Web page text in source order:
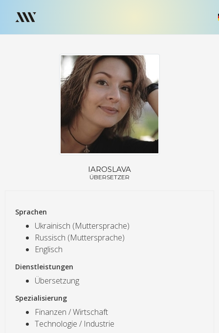
IAROSLAVA
ÜBERSETZER
Sprachen
Ukrainisch (Muttersprache)
Russisch (Muttersprache)
Englisch
Dienstleistungen
Übersetzung
Spezialisierung
Finanzen / Wirtschaft
Technologie / Industrie